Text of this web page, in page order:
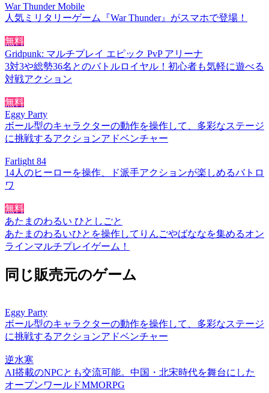
War Thunder Mobile
人気ミリタリーゲーム『War Thunder』がスマホで登場！
無料
Gridpunk: マルチプレイ エピック PvP アリーナ
3対3や総勢36名とのバトルロイヤル！初心者も気軽に遊べる
対戦アクション
無料
Eggy Party
ボール型のキャラクターの動作を操作して、多彩なステージ
に挑戦するアクションアドベンチャー
Farlight 84
14人のヒーローを操作、ド派手アクションが楽しめるバトロ
ワ
無料
あたまのわるい ひとしごと
あたまのわるいひとを操作してりんごやばななを集めるオン
ラインマルチプレイゲーム！
同じ販売元のゲーム
Eggy Party
ボール型のキャラクターの動作を操作して、多彩なステージ
に挑戦するアクションアドベンチャー
逆水寒
AI搭載のNPCとも交流可能。中国・北宋時代を舞台にした
オープンワールドMMORPG